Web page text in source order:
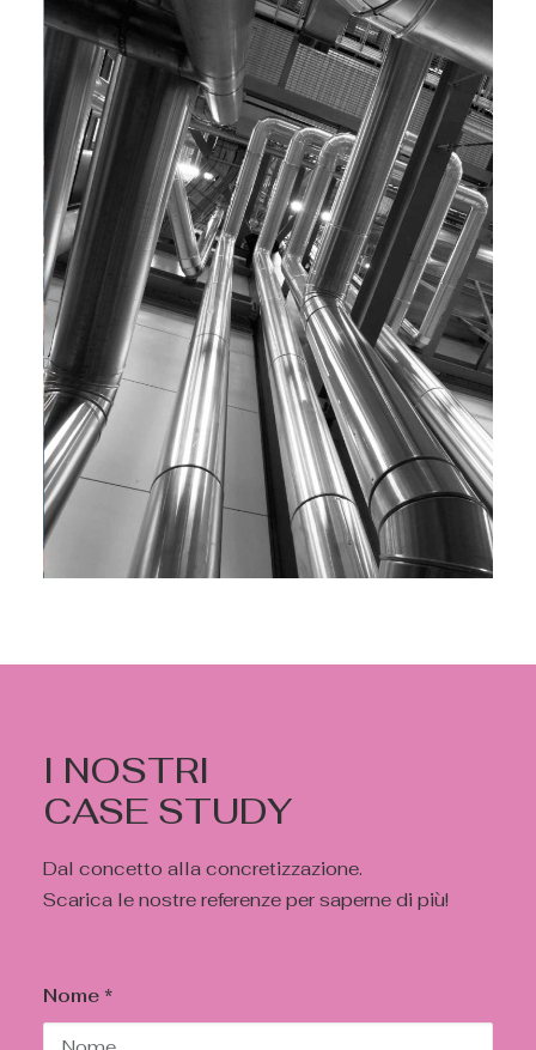
I NOSTRI
CASE STUDY
Dal concetto alla concretizzazione.
Scarica le nostre referenze per saperne di più!
Nome *